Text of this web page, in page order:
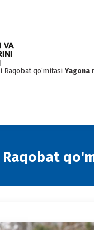
Raqobat qoʻmitasi Yagona
Raqobat